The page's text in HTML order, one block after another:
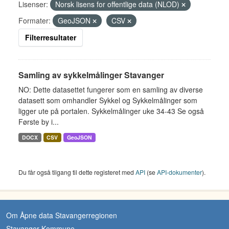
Lisenser:
Norsk lisens for offentlige data (NLOD)
Formater:
GeoJSON
CSV
Filterresultater
Samling av sykkelmålinger Stavanger
NO: Dette datasettet fungerer som en samling av diverse
datasett som omhandler Sykkel og Sykkelmålinger som
ligger ute på portalen. Sykkelmålinger uke 34-43 Se også
Første by i...
DOCX CSV GeoJSON
Du får også tilgang til dette registeret med API (seAPI-dokumenter).
Om Åpne data Stavangerregionen